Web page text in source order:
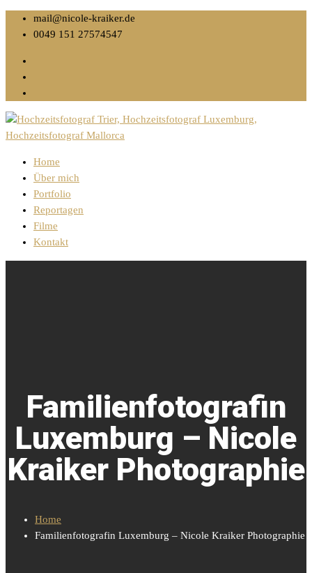
mail@nicole-kraiker.de
0049 151 27574547
Home
Über mich
Portfolio
Reportagen
Filme
Kontakt
Familienfotografin
Luxemburg – Nicole
Kraiker Photographie
Home
Familienfotografin Luxemburg – Nicole Kraiker Photographie